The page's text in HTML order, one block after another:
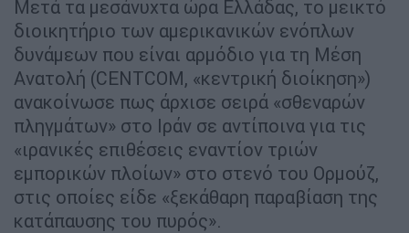
Μετά τα μεσάνυχτα ώρα Ελλάδας, το μεικτό
διοικητήριο των αμερικανικών ενόπλων
δυνάμεων που είναι αρμόδιο για τη Μέση
Ανατολή (CENTCOM, «κεντρική διοίκηση»)
ανακοίνωσε πως άρχισε σειρά «σθεναρών
πληγμάτων» στο Ιράν σε αντίποινα για τις
«ιρανικές επιθέσεις εναντίον τριών
εμπορικών πλοίων» στο στενό του Ορμούζ,
στις οποίες είδε «ξεκάθαρη παραβίαση της
κατάπαυσης του πυρός».